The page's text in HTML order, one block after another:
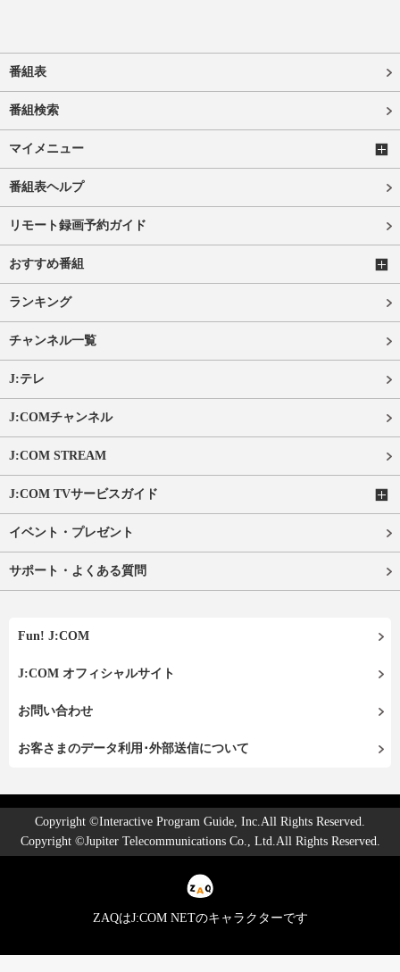
番組表
番組検索
マイメニュー
番組表ヘルプ
リモート録画予約ガイド
おすすめ番組
ランキング
チャンネル一覧
J:テレ
J:COMチャンネル
J:COM STREAM
J:COM TVサービスガイド
イベント・プレゼント
サポート・よくある質問
Fun! J:COM
J:COM オフィシャルサイト
お問い合わせ
お客さまのデータ利用･外部送信について
Copyright ©Interactive Program Guide, Inc.All Rights Reserved.
Copyright ©Jupiter Telecommunications Co., Ltd.All Rights Reserved.
ZAQはJ:COM NETのキャラクターです